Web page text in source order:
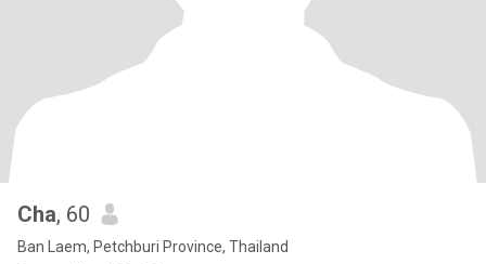
Cha, 60
Ban Laem, Petchburi Province, Thailand